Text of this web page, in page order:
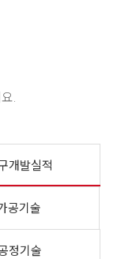
.
개발실적
공기술
정기술